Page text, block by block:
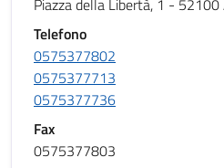
Piazza della Libertà, 1 - 52100
Telefono
0575377802
0575377713
0575377736
Fax
0575377803